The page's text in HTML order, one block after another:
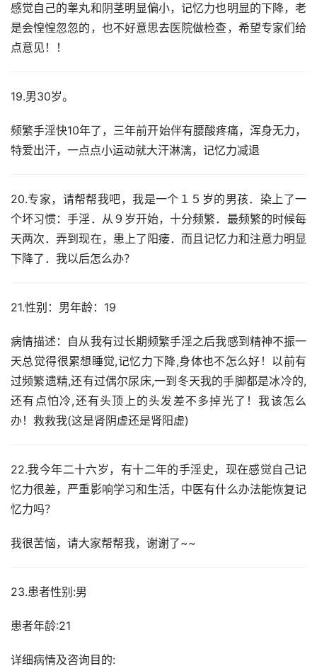
感觉自己的睾丸和阴茎明显偏小，记忆力也明显的下降，老
是会惶惶忽忽的，也不好意思去医院做检查，希望专家们给
点意见！！
19.男30岁。
频繁手淫快10年了，三年前开始伴有腰酸疼痛，浑身无力，
特爱出汗，一点点小运动就大汗淋漓，记忆力减退
20.专家，请帮帮我吧，我是一个１５岁的男孩．染上了一
个坏习惯：手淫．从９岁开始，十分频繁．最频繁的时候每
天两次．弄到现在，患上了阳痿．而且记忆力和注意力明显
下降了．我以后怎么办？
21.性别：男年龄：19
病情描述：自从我有过长期频繁手淫之后我感到精神不振一
天总觉得很累想睡觉,记忆力下降,身体也不怎么好！以前有
过频繁遗精,还有过偶尔尿床,一到冬天我的手脚都是冰冷的,
还有点怕冷,还有头顶上的头发差不多掉光了！我该怎么
办！救救我(这是肾阴虚还是肾阳虚)
22.我今年二十六岁，有十二年的手淫史，现在感觉自己记
忆力很差，严重影响学习和生活，中医有什么办法能恢复记
忆力吗？
我很苦恼，请大家帮帮我，谢谢了~~
23.患者性别:男
患者年龄:21
详细病情及咨询目的: